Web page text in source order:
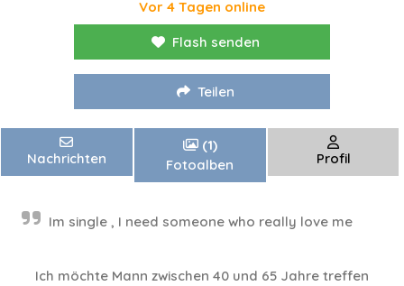
Vor 4 Tagen online
Flash senden
Teilen
Nachrichten
(1)
Fotoalben
Profil
Im single , I need someone who really love me
Ich möchte Mann zwischen 40 und 65 Jahre treffen